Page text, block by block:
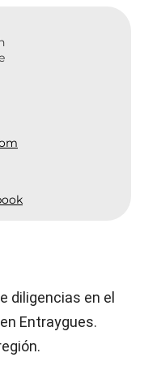
diligencias en el
Entraygues.